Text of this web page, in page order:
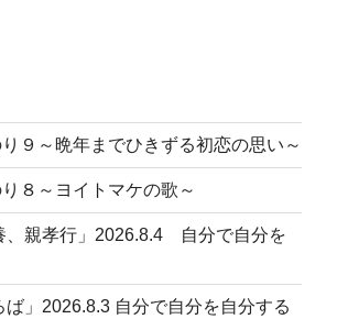
９～晩年までひきずる初恋の思い～
８～ヨイトマケの歌～
、親孝行」2026.8.4 自分で自分を
」2026.8.3 自分で自分を自分する